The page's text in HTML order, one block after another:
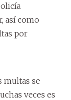
así como
por
multas se
veces es